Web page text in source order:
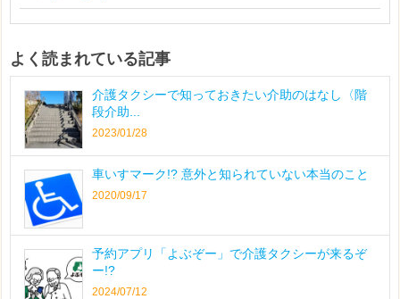
よく読まれている記事
介護タクシーで知っておきたい介助のはなし〈階
段介助...
2023/01/28
車いすマーク!? 意外と知られていない本当のこと
2020/09/17
予約アプリ「よぶぞー」で介護タクシーが来るぞ
ー!?
2024/07/12